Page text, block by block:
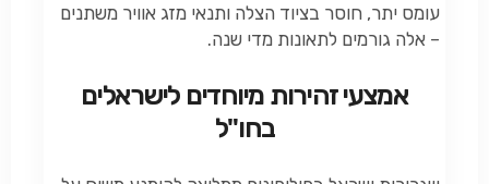
עומס יתר, חוסר בציוד הצלה ותנאי מזג אוויר משתנים
– אלה גורמים לתאונות מדי שנה.
אמצעי זהירות מיוחדים לישראלים
בחו"ל